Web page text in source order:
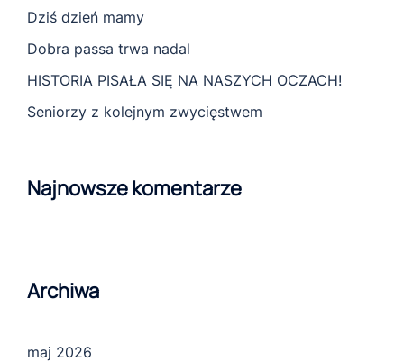
Dziś dzień mamy
Dobra passa trwa nadal
HISTORIA PISAŁA SIĘ NA NASZYCH OCZACH!
Seniorzy z kolejnym zwycięstwem
Najnowsze komentarze
Archiwa
maj 2026